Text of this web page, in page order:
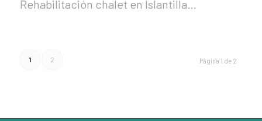
Rehabilitación chalet en Islantilla…
Página 1 de 2
1 2